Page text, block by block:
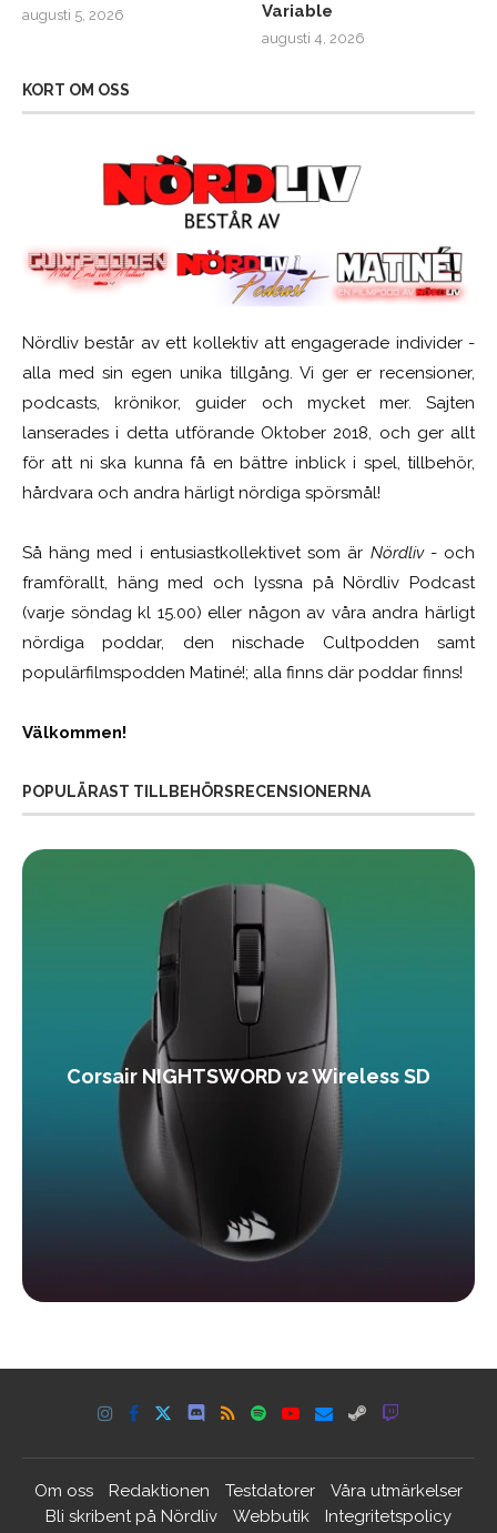
augusti 5, 2026
Variable
augusti 4, 2026
KORT OM OSS
Nördliv består av ett kollektiv att engagerade individer -
alla med sin egen unika tillgång. Vi ger er recensioner,
podcasts, krönikor, guider och mycket mer. Sajten
lanserades i detta utförande Oktober 2018, och ger allt
för att ni ska kunna få en bättre inblick i spel, tillbehör,
hårdvara och andra härligt nördiga spörsmål!
Så häng med i entusiastkollektivet som är Nördliv- och
framförallt, häng med och lyssna på Nördliv Podcast
(varje söndag kl 15.00) eller någon av våra andra härligt
nördiga poddar, den nischade Cultpodden samt
populärfilmspodden Matiné!; alla finns där poddar finns!
Välkommen!
POPULÄRAST TILLBEHÖRSRECENSIONERNA
Corsair NIGHTSWORD v2 Wireless SD
Om oss Redaktionen Testdatorer
Våra utmärkelser
Bli skribent på Nördliv
Webbutik Integritetspolicy